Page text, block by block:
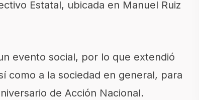
Estatal, ubicada en Manuel Ruiz
evento social, por lo que extendió
como a la sociedad en general, para
de Acción Nacional.